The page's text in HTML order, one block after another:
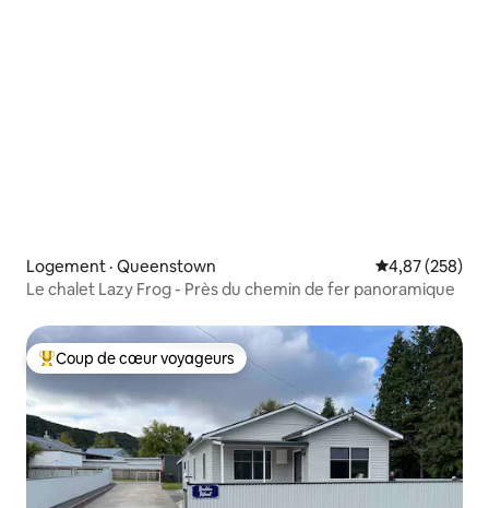
Logement · Queenstown Note
4,87 (258)
Le chalet Lazy Frog - Près du chemin de fer panoramique
Coup de cœur voyageurs parmi les plus aimés
Coup de cœur voyageurs